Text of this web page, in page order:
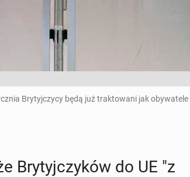
Brytyjczycy będą już traktowani jak obywatele
Bry­tyj­czy­ków do UE "z